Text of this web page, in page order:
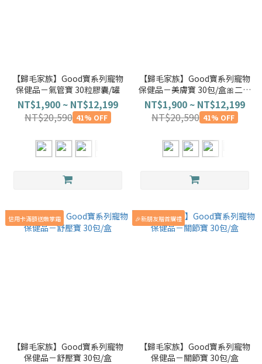
【歸毛家族】Good寶系列寵物
保健品－氣管寶 30粒膠囊/罐
NT$1,900 ~ NT$12,199
NT$20,590 41% OFF
【歸毛家族】Good寶系列寵物
保健品－美膚寶 30包/盒🎀二代
升級
NT$1,900 ~ NT$12,199
NT$20,590 41% OFF
信用卡滿額送嫩掌霜
【歸毛家族】Good寶系列寵物
保健品－舒壓寶 30包/盒
🎉新朋友贈首購禮
【歸毛家族】Good寶系列寵物
保健品－關節寶 30包/盒